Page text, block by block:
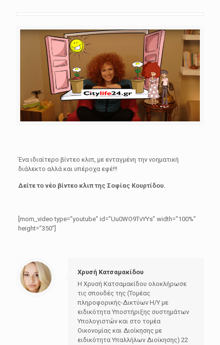
Ένα ιδιαίτερο βίντεο κλιπ, με ενταγμένη την νοηματική
διάλεκτο αλλά και υπέροχα εφέ!!!
Δείτε το νέο βίντεο κλιπ της Σοφίας Κουρτίδου.
[mom_video type=”youtube” id=”Uu0WO9TvYYs” width=”100%”
height=”350″]
Χρυσή Κατσαμακίδου
Η Χρυσή Κατσαμακίδου ολοκλήρωσε
τις σπουδές της (Τομέας
πληροφορικής-Δικτύων Η/Υ με
ειδικότητα Υποστήριξης συστημάτων
Υπολογιστών και στο τομέα
Οικονομίας και Διοίκησης με
ειδικότητα Υπαλλήλων Διοίκησης) 22